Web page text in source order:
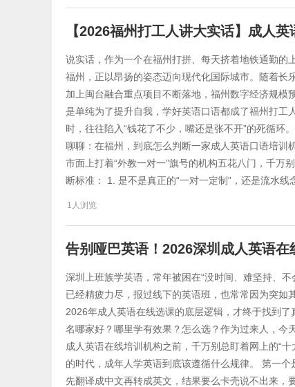
【2026福州打工人讲大实话】成人
说实话，作为一个在福州打拼、每天挤着地铁通勤的
福州，正以昂扬的姿态迈向现代化国际城市。随着长
加上闽台融合重点项目不断落地，福州数字经济规
是单纯为了提升自我，学好英语口语都成了福州打工
时，往往陷入“钱花了不少，嘴还是张不开”的死循环
聊聊：在福州，到底怎么判断一家成人英语口语培
市面上打着“外教一对一”旗号的机构五花八门，千万
断标准： 1. 是不是真正的“一对一定制”，还是流水线
1人浏览
告别哑巴英语！2026深圳成人英语
深圳上班族学英语，常年被困在“没时间、难坚持、
已经精疲力尽，报过线下的英语班，也常常因为突如
2026年成人英语在线选课的底层逻辑，才终于找到
名哪家好？哪里学有效果？怎么选？作为过来人，
成人英语在线培训机构之前，千万别总盯着网上的“
的时代，成年人学英语到底该遵循什么规律。 第一
先翻译成中文再转成英文，结果要么卡壳说不出来